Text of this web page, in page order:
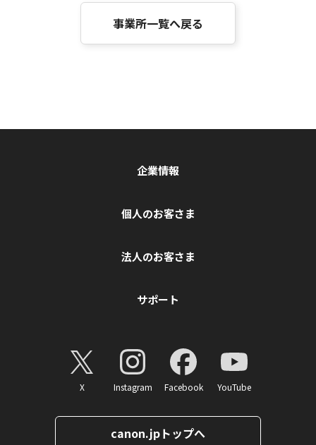
事業所一覧へ戻る
企業情報
個人のお客さま
法人のお客さま
サポート
X Instagram Facebook YouTube
canon.jpトップへ